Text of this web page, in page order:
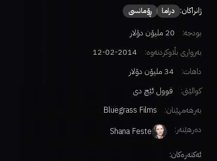
ژانراکان: دراما ڕۆمانسی
بودجە:
20 ملیۆن دۆلار
بەرواری بڵاوکردنەوە:
2014-02-12
داهات:
34 ملیۆن دۆلار
کوالێتی:
فوول ئێچ دی
بەرهەمهێنان:
Bluegrass Films
دەرهێنەر:
Shana Feste
ئەکتەرەکان: